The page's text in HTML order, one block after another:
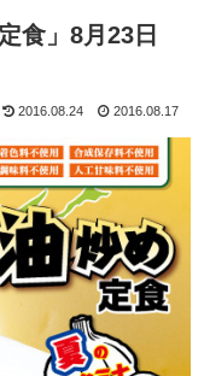
食」8月23日
2016.08.24 2016.08.17